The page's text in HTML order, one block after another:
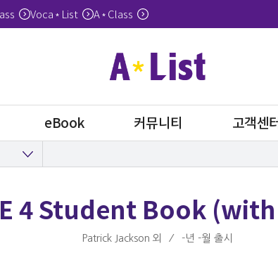
Voca* List A*Class
eBook 커뮤니티 고객센
4 Student Book
Patrick Jackson 외 ⁄ -년 -월 출시